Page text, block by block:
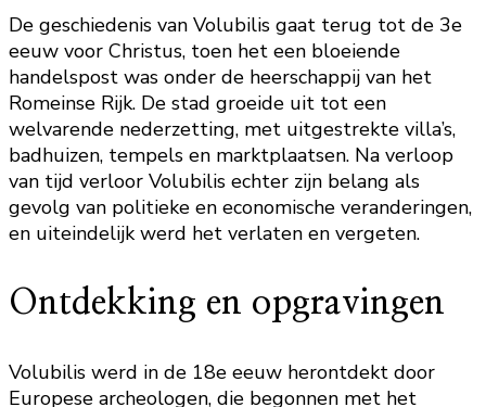
De geschiedenis van Volubilis gaat terug tot de 3e
eeuw voor Christus, toen het een bloeiende
handelspost was onder de heerschappij van het
Romeinse Rijk. De stad groeide uit tot een
welvarende nederzetting, met uitgestrekte villa’s,
badhuizen, tempels en marktplaatsen. Na verloop
van tijd verloor Volubilis echter zijn belang als
gevolg van politieke en economische veranderingen,
en uiteindelijk werd het verlaten en vergeten.
Ontdekking en opgravingen
Volubilis werd in de 18e eeuw herontdekt door
Europese archeologen, die begonnen met het